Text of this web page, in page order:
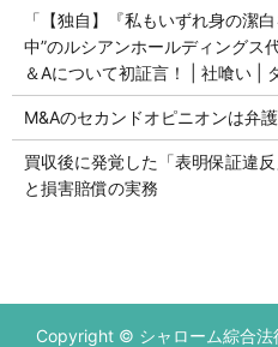
「【独自】『私もいずれ身の潔
中”のルシアンホールディングス
＆Aについて初証言！ | 社喰い |
M&Aのセカンドオピニオンは弁護
買収後に発覚した「表明保証違
と損害賠償の実務
Copyright © シャローム綜合法